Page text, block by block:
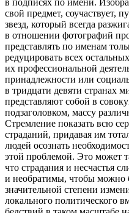
свой предмет, соучаствует,
звезд, который всегда
в отношении фотографий
представлять по именам
редуцировать всех
их профессиональной
принадлежности или
в тридцати девяти странах
представляют собой в
подзаголовком, массу
Стремление показать всю
страданий, придавая им
людей осознать
этой проблемой. Это может
что страдания и несчастья
и необратимы, чтобы можно
значительной степени
локального политического